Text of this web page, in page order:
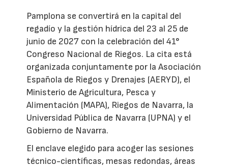
Pamplona se convertirá en la capital del
regadío y la gestión hídrica del 23 al 25 de
junio de 2027 con la celebración del 41°
Congreso Nacional de Riegos. La cita está
organizada conjuntamente por la Asociación
Española de Riegos y Drenajes (AERYD), el
Ministerio de Agricultura, Pesca y
Alimentación (MAPA), Riegos de Navarra, la
Universidad Pública de Navarra (UPNA) y el
Gobierno de Navarra.
El enclave elegido para acoger las sesiones
técnico-científicas, mesas redondas, áreas